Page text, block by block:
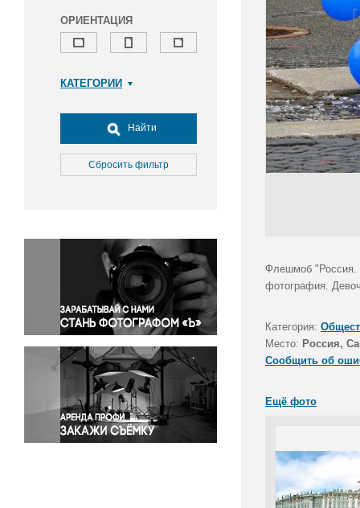
ОРИЕНТАЦИЯ
КАТЕГОРИИ
Досуг, туризм и отдых
Культура
Медицина
Окружающая среда
Политика
Правосудие
Происшествия и конфликты
Религия
Светская жизнь
Спорт
Экология
Экономика и бизнес
Найти
Сбросить фильтр
Флешмоб "Россия.
фотография.
Категория:
Место: Россия,
Сообщить об
Ещё фото